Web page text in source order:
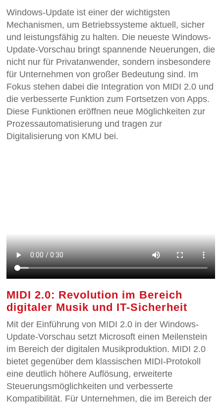
Windows-Update ist einer der wichtigsten
Mechanismen, um Betriebssysteme aktuell, sicher
und leistungsfähig zu halten. Die neueste Windows-
Update-Vorschau bringt spannende Neuerungen, die
nicht nur für Privatanwender, sondern insbesondere
für Unternehmen von großer Bedeutung sind. Im
Fokus stehen dabei die Integration von MIDI 2.0 und
die verbesserte Funktion zum Fortsetzen von Apps.
Diese Funktionen eröffnen neue Möglichkeiten zur
Prozessautomatisierung und tragen zur
Digitalisierung von KMU bei.
MIDI 2.0: Revolution im Bereich
digitaler Musik und IT-Sicherheit
Mit der Einführung von MIDI 2.0 in der Windows-
Update-Vorschau setzt Microsoft einen Meilenstein
im Bereich der digitalen Musikproduktion. MIDI 2.0
bietet gegenüber dem klassischen MIDI-Protokoll
eine deutlich höhere Auflösung, erweiterte
Steuerungsmöglichkeiten und verbesserte
Kompatibilität. Für Unternehmen, die im Bereich der